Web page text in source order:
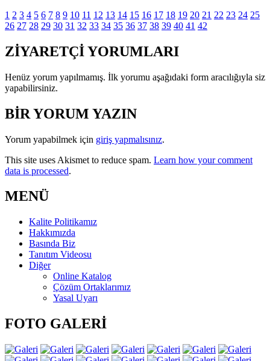
1 2 3 4 5 6 7 8 9 10 11 12 13 14 15 16 17 18 19 20 21 22 23 24 25
26 27 28 29 30 31 32 33 34 35 36 37 38 39 40 41 42
ZİYARETÇİ YORUMLARI
Henüz yorum yapılmamış. İlk yorumu aşağıdaki form aracılığıyla siz
yapabilirsiniz.
BİR YORUM YAZIN
Yorum yapabilmek için giriş yapmalısınız.
This site uses Akismet to reduce spam. Learn how your comment
data is processed.
MENÜ
Kalite Politikamız
Hakkımızda
Basında Biz
Tanıtım Videosu
Diğer
Online Katalog
Çözüm Ortaklarımız
Yasal Uyarı
FOTO GALERİ